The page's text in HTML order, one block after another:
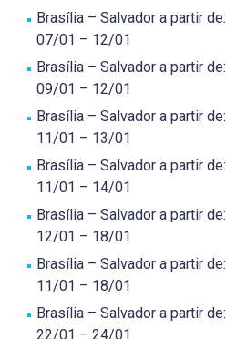
Brasília – Salvador a partir de:
07/01 – 12/01
Brasília – Salvador a partir de:
09/01 – 12/01
Brasília – Salvador a partir de:
11/01 – 13/01
Brasília – Salvador a partir de:
11/01 – 14/01
Brasília – Salvador a partir de:
12/01 – 18/01
Brasília – Salvador a partir de:
11/01 – 18/01
Brasília – Salvador a partir de:
22/01 – 24/01